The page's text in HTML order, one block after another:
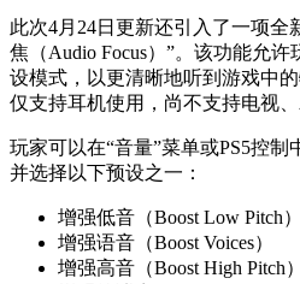
此次4月24日更新还引入了一项
焦（Audio Focus）”。该功能允
设模式，以更清晰地听到游戏中
仅支持耳机使用，尚不支持电视
玩家可以在“音量”菜单或PS5控制
并选择以下预设之一：
增强低音（Boost Low Pitch）
增强语音（Boost Voices）
增强高音（Boost High Pitch）